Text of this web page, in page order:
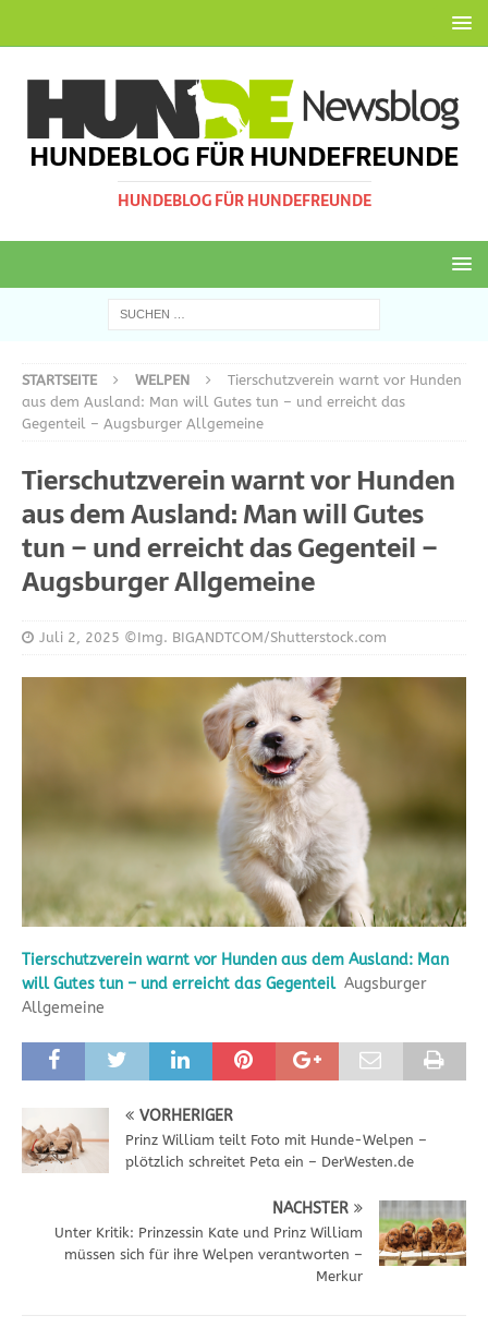
HUNDEBLOG FÜR HUNDEFREUNDE
HUNDEBLOG FÜR HUNDEFREUNDE
STARTSEITE WELPEN
Tierschutzverein warnt vor Hunden
aus dem Ausland: Man will Gutes tun – und erreicht das
Gegenteil – Augsburger Allgemeine
Tierschutzverein warnt vor Hunden
aus dem Ausland: Man will Gutes
tun – und erreicht das Gegenteil –
Augsburger Allgemeine
Juli 2, 2025 ©Img. BIGANDTCOM/Shutterstock.com
Tierschutzverein warnt vor Hunden aus dem Ausland: Man
will Gutes tun – und erreicht das Gegenteil Augsburger
Allgemeine
VORHERIGER
Prinz William teilt Foto mit Hunde-Welpen –
plötzlich schreitet Peta ein – DerWesten.de
NÄCHSTER
Unter Kritik: Prinzessin Kate und Prinz William
müssen sich für ihre Welpen verantworten –
Merkur